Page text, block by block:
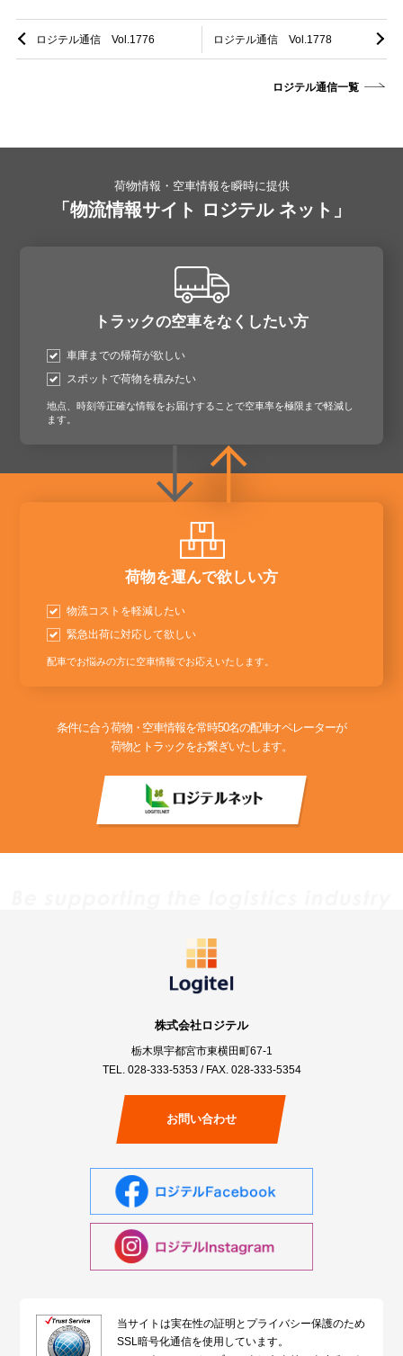
ロジテル通信 Vol.1776 ロジテル通信 Vol.1778
ロジテル通信一覧
荷物情報・空車情報を瞬時に提供
「物流情報サイト ロジテル ネット」
トラックの空車をなくしたい方
車庫までの帰荷が欲しい
スポットで荷物を積みたい
地点、時刻等正確な情報をお届けすることで空車率を極限まで軽減し
ます。
荷物を運んで欲しい方
物流コストを軽減したい
緊急出荷に対応して欲しい
配車でお悩みの方に空車情報でお応えいたします。
条件に合う荷物・空車情報を常時50名の配車オペレーターが
荷物とトラックをお繋ぎいたします。
株式会社ロジテル
栃木県宇都宮市東横田町67-1
TEL. 028-333-5353 / FAX. 028-333-5354
お問い合わせ
当サイトは実在性の証明とプライバシー保護のため
SSL暗号化通信を使用しています。